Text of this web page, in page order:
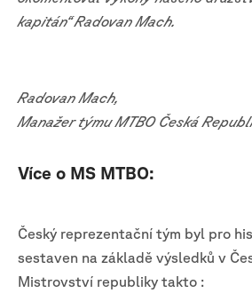
kapitán“ Radovan Mach.
Radovan Mach,
Manažer týmu MTBO Česká
Více o MS MTBO:
Český reprezentační tým byl pro
sestaven na základě výsledků v
Mistrovství republiky takto :